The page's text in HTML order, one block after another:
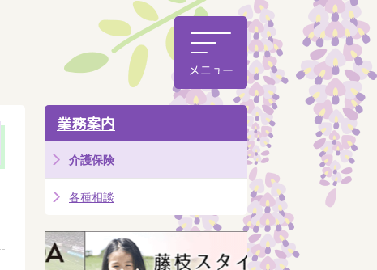
業務案内
介護保険
各種相談